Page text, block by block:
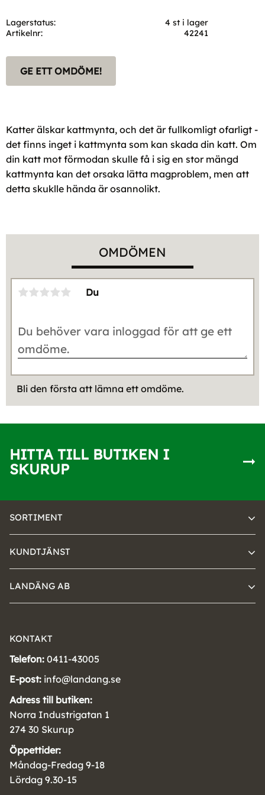
Lagerstatus
4 st i lager
Artikelnr
42241
GE ETT OMDÖME!
Katter älskar kattmynta, och det är fullkomligt ofarligt -
det finns inget i kattmynta som kan skada din katt. Om
din katt mot förmodan skulle få i sig en stor mängd
kattmynta kan det orsaka lätta magproblem, men att
detta skuklle hända är osannolikt.
OMDÖMEN
Du
Bli den första att lämna ett omdöme.
HITTA TILL BUTIKEN I
SKURUP
SORTIMENT
KUNDTJÄNST
LANDÄNG AB
KONTAKT
Telefon: 0411-43005
E-post: info@landang.se
Adress till butiken:
Norra Industrigatan 1
274 30 Skurup
Öppettider:
Måndag-Fredag 9-18
Lördag 9.30-15